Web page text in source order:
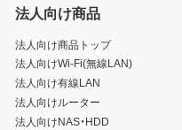
法人向け商品
法人向け商品トップ
法人向けWi-Fi(無線LAN)
法人向け有線LAN
法人向けルーター
法人向けNAS・HDD